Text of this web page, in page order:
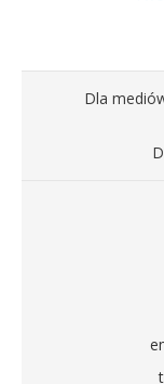
Dla